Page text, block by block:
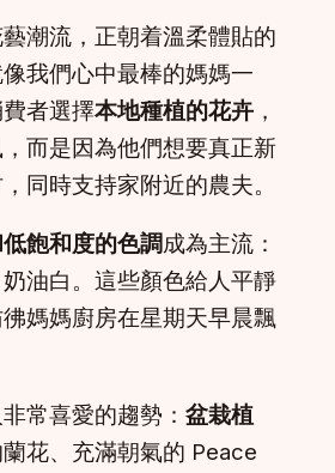
潮流，正朝着溫柔體貼的
我們心中最棒的媽媽一
者選擇本地種植的花卉 ，
而是因為他們想要真正新
同時支持家附近的農夫。
飽和度的色調成為主流：
油白。這些顏色給人平靜
媽媽廚房在星期天早晨飄
常喜愛的趨勢： 盆栽植
花、充滿朝氣的 Peace